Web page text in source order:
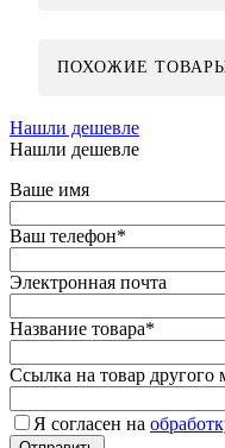
ПОХОЖИЕ
Нашли дешевле
Нашли дешевле
Ваше имя
Ваш телефон*
Электронная почта
Название товара*
Ссылка на товар другого
Я согласен на